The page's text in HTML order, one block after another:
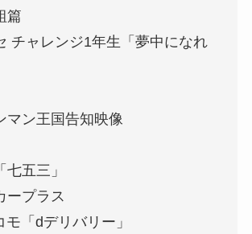
篇
チャレンジ1年生「夢中になれ
マン王国告知映像
七五三」
ープラス
モ「dデリバリー」